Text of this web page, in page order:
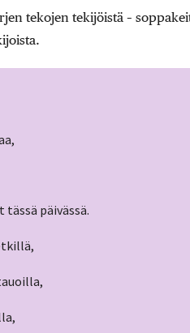
tekojen tekijöistä –
päivässä.